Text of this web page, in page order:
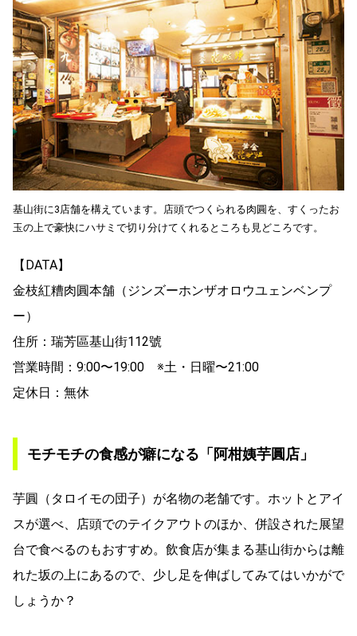
基山街に3店舗を構えています。店頭でつくられる肉圓を、すくったお
玉の上で豪快にハサミで切り分けてくれるところも見どころです。
【DATA】
金枝紅糟肉圓本舗（ジンズーホンザオロウユェンベンプ
ー）
住所：瑞芳區基山街112號
営業時間：9:00〜19:00 ※土・日曜〜21:00
定休日：無休
モチモチの食感が癖になる「阿柑姨芋圓店」
芋圓（タロイモの団子）が名物の老舗です。ホットとアイ
スが選べ、店頭でのテイクアウトのほか、併設された展望
台で食べるのもおすすめ。飲食店が集まる基山街からは離
れた坂の上にあるので、少し足を伸ばしてみてはいかがで
しょうか？